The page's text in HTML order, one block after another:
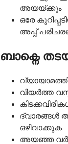
അയയ്ക്കും
ഒരേ
അപ്പ്
ബാക്നെ
വിയർത്ത
ദ്വാരങ്ങൾ
ഒഴിവാക്കുക
അയഞ്ഞ